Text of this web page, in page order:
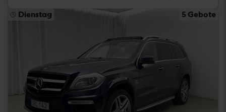
Dienstag 5 Gebote